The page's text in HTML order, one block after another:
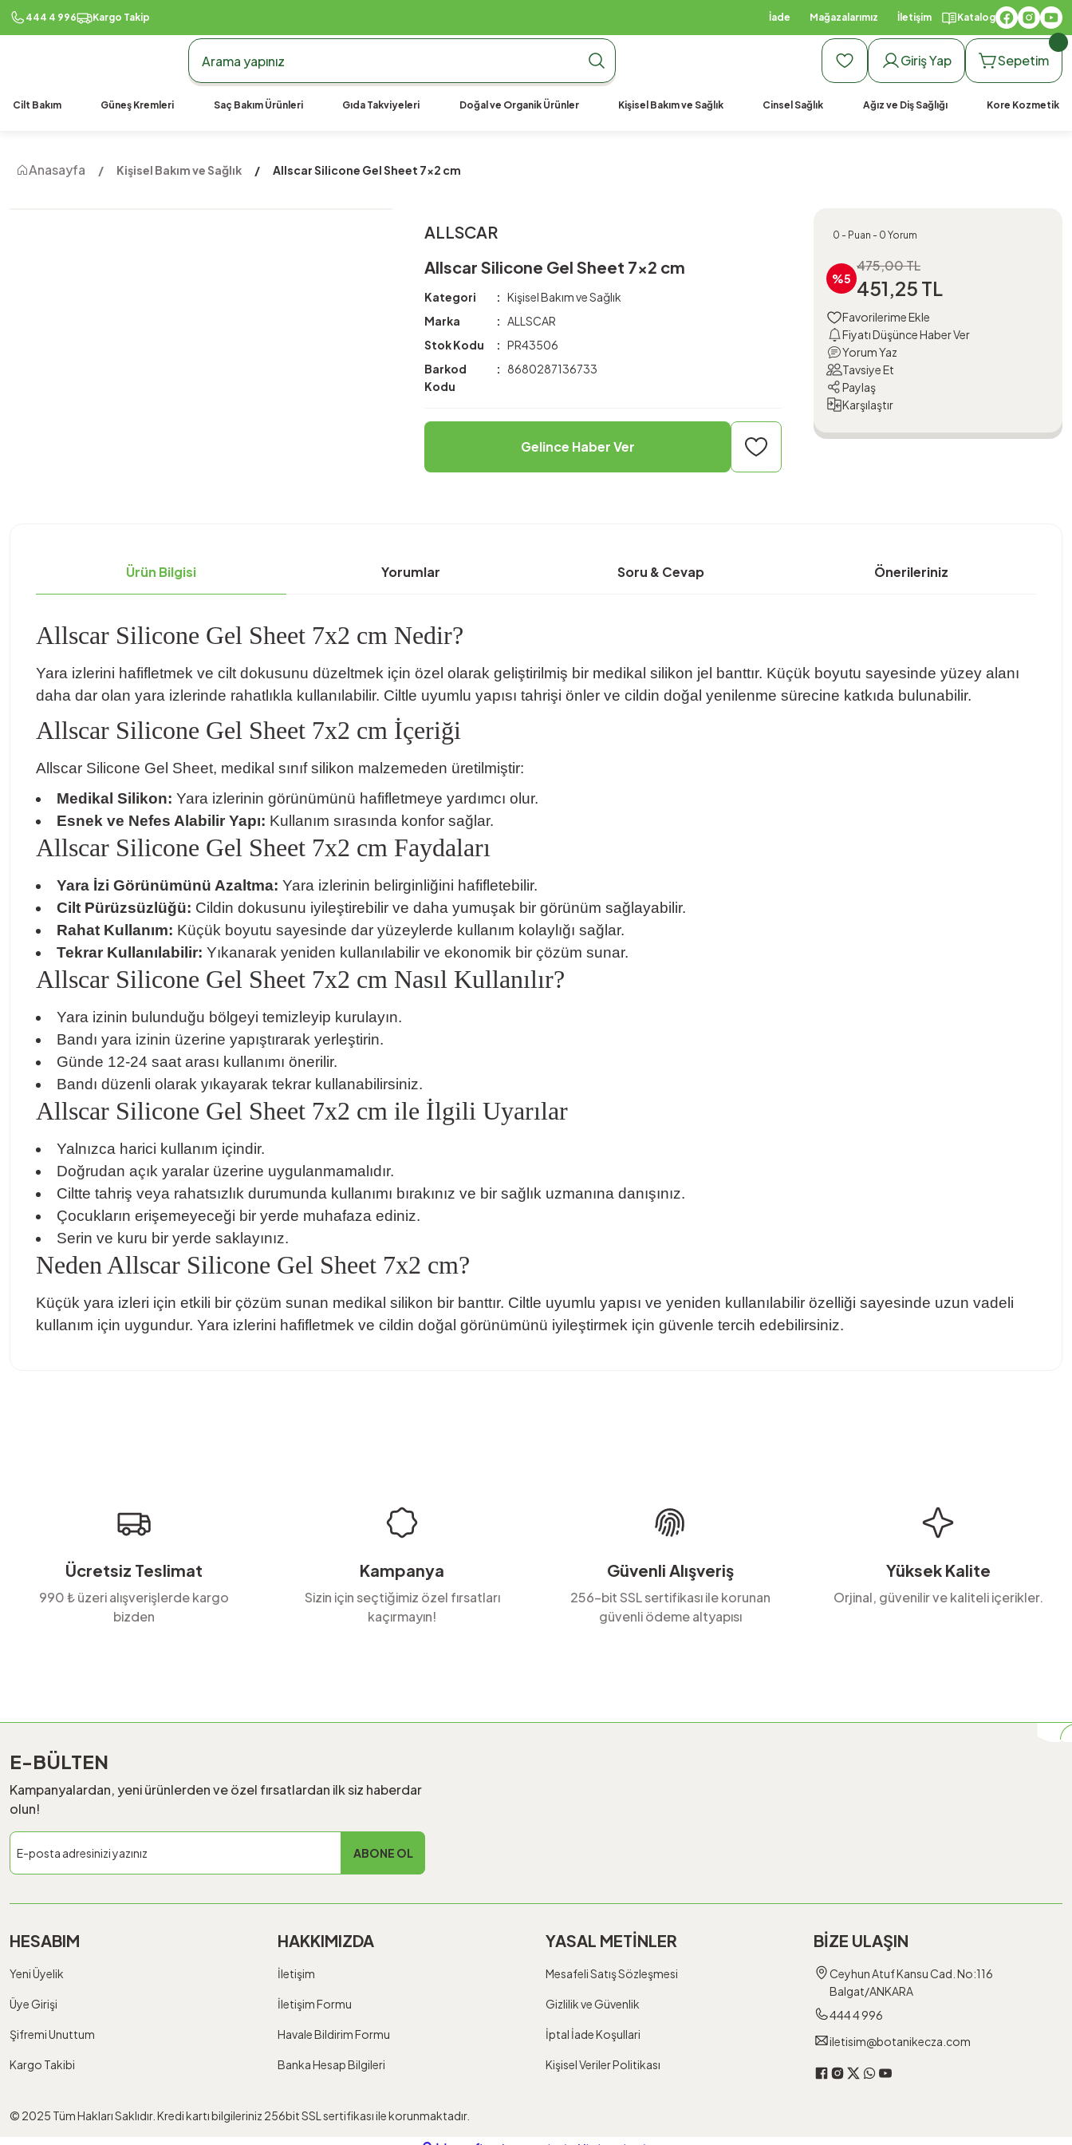
444 4 996 Kargo Takip
990 TL Üzeri Ücretsiz Kargo990 TL Üzeri Ücretsiz Kargo
İade Mağazalarımız İletişim Katalog
Giriş Yap Sepetim
Cilt Bakım Güneş Kremleri Saç Bakım Ürünleri Gıda Takviyeleri Doğal ve Organik Ürünler Kişisel Bakım ve Sağlık Cinsel Sağlık Ağız ve Diş Sağlığı Kore Kozmetik
Anasayfa Kişisel Bakım ve Sağlık Allscar Silicone Gel Sheet 7x2 cm
ALLSCAR
Allscar Silicone Gel Sheet 7x2 cm
Kategori
Kişisel Bakım ve Sağlık
Marka
ALLSCAR
Stok Kodu
PR43506
Barkod
Kodu
8680287136733
Gelince Haber Ver
0 - Puan - 0 Yorum
%5
475,00 TL
451,25 TL
Fiyatı Düşünce Haber Ver
Yorum Yaz
Tavsiye Et
Paylaş
Karşılaştır
Ürün Bilgisi Yorumlar Soru & Cevap Önerileriniz
Allscar Silicone Gel Sheet 7x2 cm Nedir?
Yara izlerini hafifletmek ve cilt dokusunu düzeltmek için özel olarak geliştirilmiş bir medikal silikon jel banttır. Küçük boyutu sayesinde yüzey alanı
daha dar olan yara izlerinde rahatlıkla kullanılabilir. Ciltle uyumlu yapısı tahrişi önler ve cildin doğal yenilenme sürecine katkıda bulunabilir.
Allscar Silicone Gel Sheet 7x2 cm İçeriği
Allscar Silicone Gel Sheet, medikal sınıf silikon malzemeden üretilmiştir:
Medikal Silikon: Yara izlerinin görünümünü hafifletmeye yardımcı olur.
Esnek ve Nefes Alabilir Yapı: Kullanım sırasında konfor sağlar.
Allscar Silicone Gel Sheet 7x2 cm Faydaları
Yara İzi Görünümünü Azaltma: Yara izlerinin belirginliğini hafifletebilir.
Cilt Pürüzsüzlüğü: Cildin dokusunu iyileştirebilir ve daha yumuşak bir görünüm sağlayabilir.
Rahat Kullanım: Küçük boyutu sayesinde dar yüzeylerde kullanım kolaylığı sağlar.
Tekrar Kullanılabilir: Yıkanarak yeniden kullanılabilir ve ekonomik bir çözüm sunar.
Allscar Silicone Gel Sheet 7x2 cm Nasıl Kullanılır?
Yara izinin bulunduğu bölgeyi temizleyip kurulayın.
Bandı yara izinin üzerine yapıştırarak yerleştirin.
Günde 12-24 saat arası kullanımı önerilir.
Bandı düzenli olarak yıkayarak tekrar kullanabilirsiniz.
Allscar Silicone Gel Sheet 7x2 cm ile İlgili Uyarılar
Yalnızca harici kullanım içindir.
Doğrudan açık yaralar üzerine uygulanmamalıdır.
Ciltte tahriş veya rahatsızlık durumunda kullanımı bırakınız ve bir sağlık uzmanına danışınız.
Çocukların erişemeyeceği bir yerde muhafaza ediniz.
Serin ve kuru bir yerde saklayınız.
Neden Allscar Silicone Gel Sheet 7x2 cm?
Küçük yara izleri için etkili bir çözüm sunan medikal silikon bir banttır. Ciltle uyumlu yapısı ve yeniden kullanılabilir özelliği sayesinde uzun vadeli
kullanım için uygundur. Yara izlerini hafifletmek ve cildin doğal görünümünü iyileştirmek için güvenle tercih edebilirsiniz.
Bu ürüne benzer farklı alternatifler olmalı.
Ücretsiz Teslimat
990 ₺ üzeri alışverişlerde kargo
bizden
Kampanya
Sizin için seçtiğimiz özel fırsatları
kaçırmayın!
Güvenli Alışveriş
256-bit SSL sertifikası ile korunan
güvenli ödeme altyapısı
Yüksek Kalite
Orjinal, güvenilir ve kaliteli içerikler.
E-BÜLTEN
Kampanyalardan, yeni ürünlerden ve özel fırsatlardan ilk siz haberdar
olun!
ABONE OL
HESABIM
Yeni Üyelik
Üye Girişi
Şifremi Unuttum
Kargo Takibi
HAKKIMIZDA
İletişim
İletişim Formu
Havale Bildirim Formu
Banka Hesap Bilgileri
YASAL METİNLER
Mesafeli Satış Sözleşmesi
Gizlilik ve Güvenlik
İptal İade Koşullari
Kişisel Veriler Politikası
BİZE ULAŞIN
Ceyhun Atuf Kansu Cad. No:116
Balgat/ANKARA
444 4 996
iletisim@botanikecza.com
© 2025 Tüm Hakları Saklıdır. Kredi kartı bilgileriniz 256bit SSL sertifikası ile korunmaktadır.